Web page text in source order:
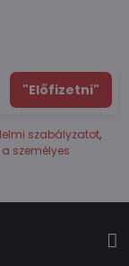
"Előfizetni"
szabályzatot,
személyes